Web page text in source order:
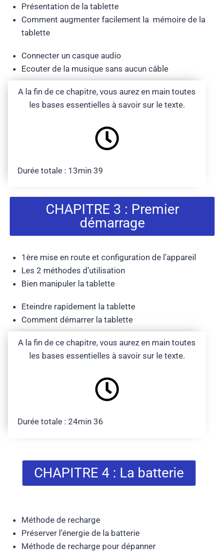
Présentation de la tablette
Comment augmenter facilement la mémoire de la
tablette
Connecter un casque audio
Ecouter de la musique sans aucun câble
A la fin de ce chapitre, vous aurez en main toutes
les bases essentielles à savoir sur le texte.
Durée totale : 13min 39
CHAPITRE 3 : Premier
démarrage
1ère mise en route et configuration de l’appareil
Les 2 méthodes d’utilisation
Bien manipuler la tablette
Eteindre rapidement la tablette
Comment démarrer la tablette
A la fin de ce chapitre, vous aurez en main toutes
les bases essentielles à savoir sur le texte.
Durée totale : 24min 36
CHAPITRE 4 : La batterie
Méthode de recharge
Préserver l’énergie de la batterie
Méthode de recharge pour dépanner